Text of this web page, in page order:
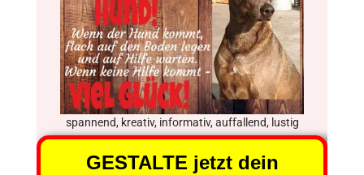
spannend, kreativ, informativ, auffallend, lustig
GESTALTE jetzt dein